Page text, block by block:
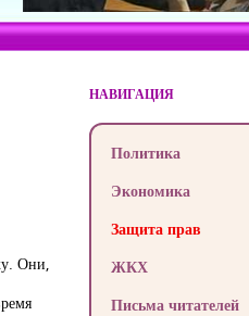
Они,
НАВИГАЦИЯ
Политика
Экономика
Защита прав
ЖКХ
Письма читателей